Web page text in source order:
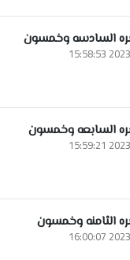
السادسه وخمسون
2023-
السابعه وخمسون
2023-
الثامنه وخمسون
2023-